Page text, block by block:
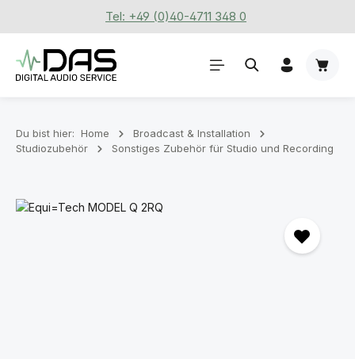
Zum Hauptinhalt springenTel: +49 (0)40-4711 348 0
Du bist hier: Home
Broadcast & Installation
Studiozubehör
Sonstiges Zubehör für Studio und Recording
Bildergalerie überspringen